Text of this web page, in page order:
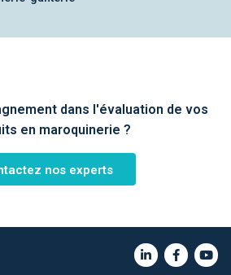
dans l'évaluation de vos
en maroquinerie ?
nos experts